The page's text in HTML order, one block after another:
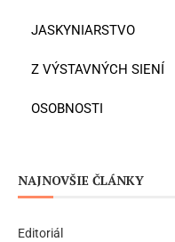
JASKYNIARSTVO
Z VÝSTAVNÝCH SIENÍ
OSOBNOSTI
NAJNOVŠIE ČLÁNKY
Editoriál